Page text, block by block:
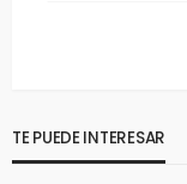
TE PUEDE INTERESAR